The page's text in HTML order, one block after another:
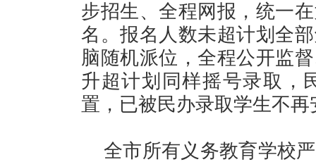
步招生、全程网报，统一
名。报名人数未超计划全
脑随机派位，全程公开监
升超计划同样摇号录取，
置，已被民办录取学生不
全市所有义务教育学校